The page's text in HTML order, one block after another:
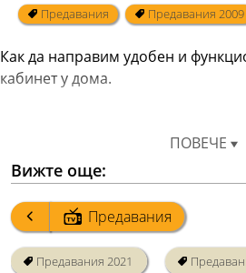
Предавания Предавания 2009
Как да направим удобен и
кабинет у дома.
ПОВЕЧЕ
Вижте още:
Предавания
Предавания 2021